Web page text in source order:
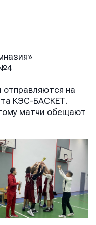
на
КЭС-БАСКЕТ.
матчи обещают